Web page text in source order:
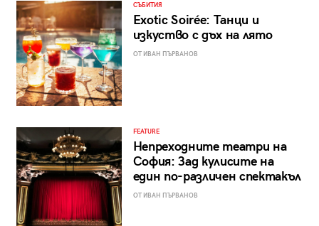
СЪБИТИЯ
Exotic Soirée: Танци и
изкуство с дъх на лято
ОТ ИВАН ПЪРВАНОВ
FEATURE
Непреходните театри на
София: Зад кулисите на
един по-различен спектакъл
ОТ ИВАН ПЪРВАНОВ